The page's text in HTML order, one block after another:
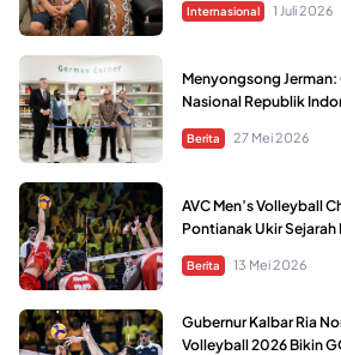
Internasional 1 Juli 2026
Menyongsong
Nasional Republik
Berita 27 Mei 2026
AVC Men’s Volleyball
Pontianak Ukir Sejarah
Berita 13 Mei 2026
Gubernur Kalbar Ria
Volleyball 2026 Bikin